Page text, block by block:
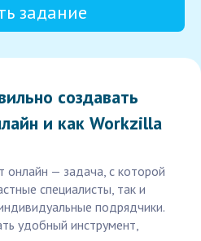
задание
создавать
и как Workzilla
онлайн — задача, с которой
специалисты, так и
подрядчики.
удобный инструмент,